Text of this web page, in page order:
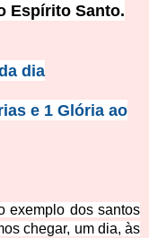
Espírito Santo.
dia
e 1 Glória ao
exemplo dos santos
chegar, um dia, às